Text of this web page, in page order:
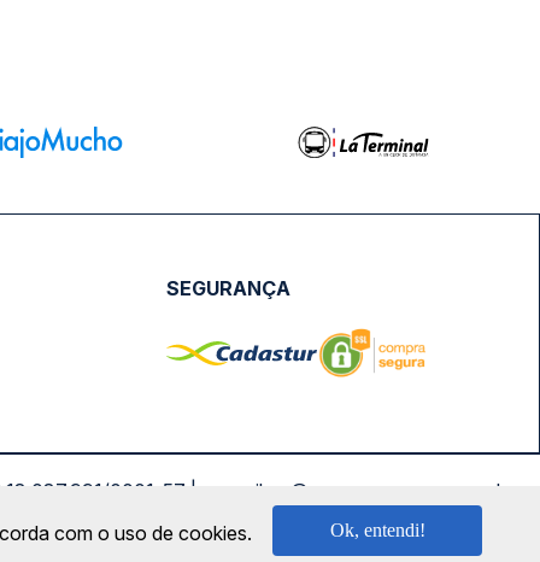
SEGURANÇA
0001-57 | saconibus@queropassagem.com.br
com o uso de cookies. Ok, entendi!